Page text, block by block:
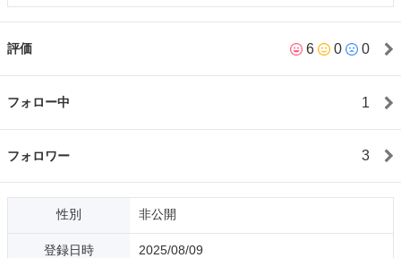
評価 6 0 0
フォロー中 1
フォロワー 3
性別 非公開
登録日時 2025/08/09